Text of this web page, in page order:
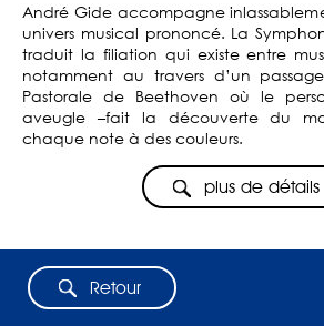
André Gide accompagne
univers musical prononcé. La
traduit la filiation qui existe entre
notamment au travers d’un
Pastorale de Beethoven où le
aveugle –fait la découverte du
chaque note à des couleurs.
plus de détails
Retour